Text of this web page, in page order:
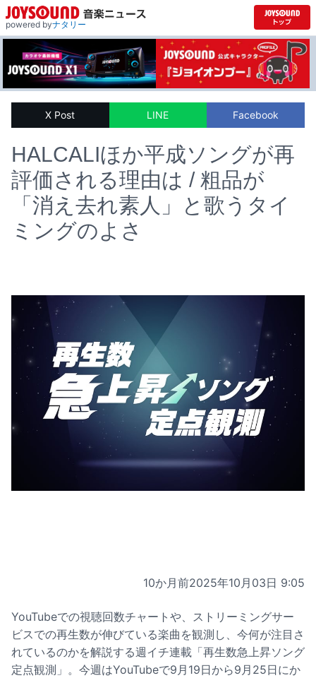
powered byナタリー
X Post LINE Facebook
HALCALIほか平成ソングが再
評価される理由は / 粗品が
「消え去れ素人」と歌うタイ
ミングのよさ
10か月前2025年10月03日 9:05
YouTubeでの視聴回数チャートや、ストリーミングサー
ビスでの再生数が伸びている楽曲を観測し、今何が注目さ
れているのかを解説する週イチ連載「再生数急上昇ソング
定点観測」。今週はYouTubeで9月19日から9月25日にか